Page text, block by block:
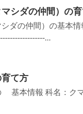
シダの仲間）の
シダの仲間）の基本
...
て方
基本情報 科名：ク